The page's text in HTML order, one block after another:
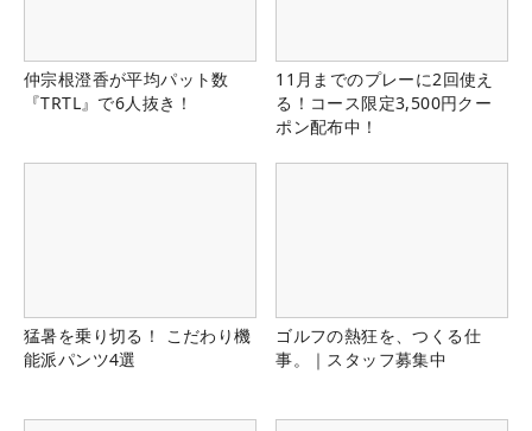
仲宗根澄香が平均パット数
『TRTL』で6人抜き！
11月までのプレーに2回使え
る！コース限定3,500円クー
ポン配布中！
猛暑を乗り切る！ こだわり機
能派パンツ4選
ゴルフの熱狂を、つくる仕
事。｜スタッフ募集中